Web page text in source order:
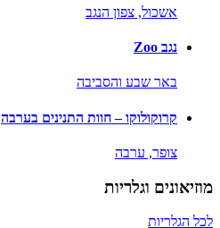
אשכול, צפון הנגב
נגב Zoo
באר שבע והסביבה
קרוקולוקו – חוות התנינים בערבה
צופר, ערבה
מוזיאונים וגלריות
לכל הגלריות